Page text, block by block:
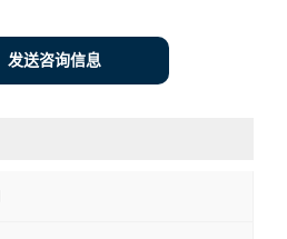
发送咨询信息